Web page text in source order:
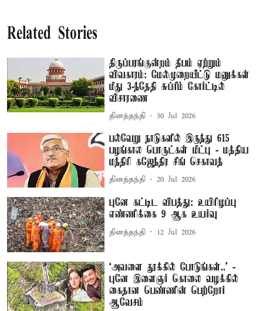
Related Stories
திருப்பரங்குன்றம் தீபம் ஏற்றும்
விவகாரம்: மேல்முறையீட்டு மனுக்கள்
மீது 3-ந்தேதி சுப்ரீம் கோர்ட்டில்
விசாரணை
தினத்தந்தி 30 Jul 2026
பல்வேறு நாடுகளில் இருந்து 615
பழங்கால பொருட்கள் மீட்பு - மத்திய
மந்திரி கஜேந்திர சிங் செகாவத்
தினத்தந்தி 20 Jul 2026
புனே கட்டிட விபத்து: உயிரிழப்பு
எண்ணிக்கை 9 ஆக உயர்வு
தினத்தந்தி 12 Jul 2026
‘அவளை தூக்கில் போடுங்கள்..’ -
புனே இளைஞர் கொலை வழக்கில்
கைதான பெண்ணின் பெற்றோர்
ஆவேசம்